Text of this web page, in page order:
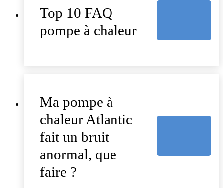
Top 10 FAQ
pompe à chaleur
Ma pompe à
chaleur Atlantic
fait un bruit
anormal, que
faire ?